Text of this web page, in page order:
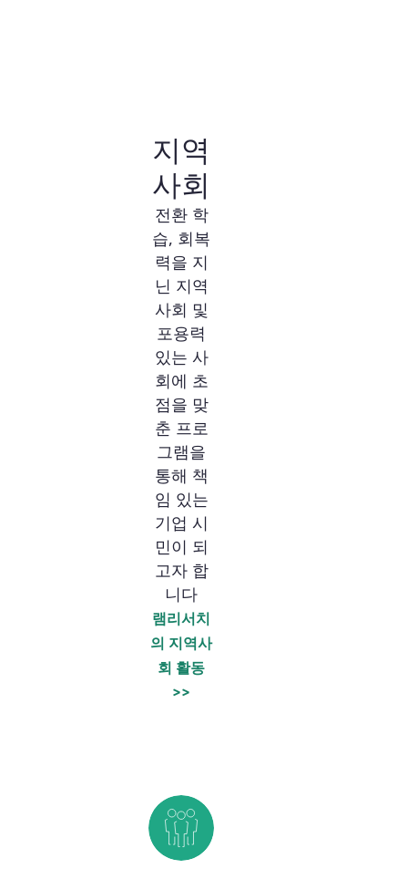
지역
사회
전환 학
습, 회복
력을 지
닌 지역
사회 및
포용력
있는 사
회에 초
점을 맞
춘 프로
그램을
통해 책
임 있는
기업 시
민이 되
고자 합
니다
램리서치
의 지역사
회 활동
>>